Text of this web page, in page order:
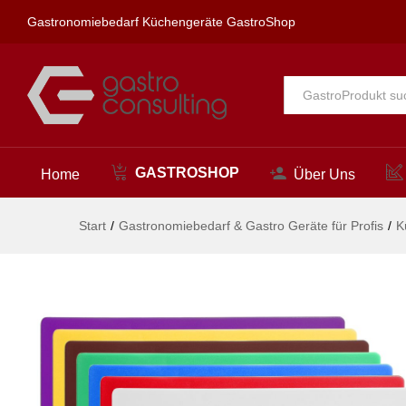
Gastronomiebedarf Küchengeräte GastroShop
Alle
Home GASTROSHOP Über Uns
Start / Gastronomiebedarf & Gastro Geräte für Profis /
Beschreibung